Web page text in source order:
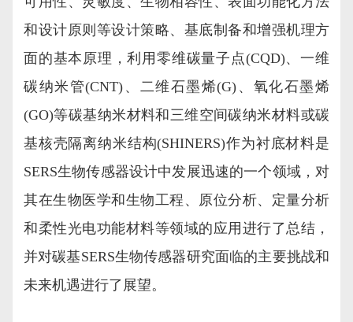
和设计原则等设计策略、基底制备和增强机理方
面的基本原理，利用零维碳量子点(CQD)、一维
碳纳米管(CNT)、二维石墨烯(G)、氧化石墨烯
(GO)等碳基纳米材料和三维空间碳纳米材料或碳
基核壳隔离纳米结构(SHINERS)作为衬底材料是
SERS生物传感器设计中发展迅速的一个领域，对
其在生物医学和生物工程、原位分析、定量分析
和柔性光电功能材料等领域的应用进行了总结，
并对碳基SERS生物传感器研究面临的主要挑战和
未来机遇进行了展望。